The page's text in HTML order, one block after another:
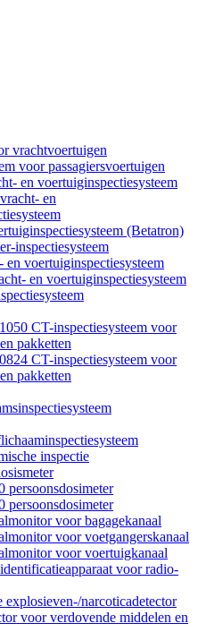
vrachtvoertuigen
voor passagiersvoertuigen
en voertuiginspectiesysteem
en
(Betatron)
inspectiesysteem
voertuiginspectiesysteem
en voertuiginspectiesysteem
CT-inspectiesysteem voor
pakketten
CT-inspectiesysteem voor
pakketten
inspectie
persoonsdosimeter
persoonsdosimeter
voor bagagekanaal
voor voetgangerskanaal
voor voertuigkanaal
voor radio-
explosieven-/narcoticadetector
voor verdovende middelen en